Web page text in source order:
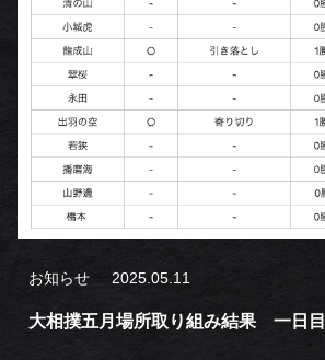
お知らせ 2025.05.11
大相撲五月場所取り組み結果 一日目